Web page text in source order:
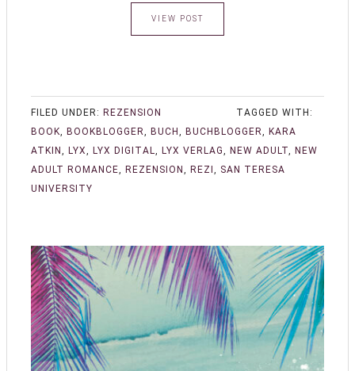
VIEW POST
FILED UNDER: REZENSION
TAGGED WITH:
BOOK, BOOKBLOGGER, BUCH , BUCHBLOGGER, KARA
ATKIN , LYX, LYX DIGITAL, LYX VERLAG, NEW ADULT, NEW
ADULT ROMANCE, REZENSION , REZI , SAN TERESA
UNIVERSITY